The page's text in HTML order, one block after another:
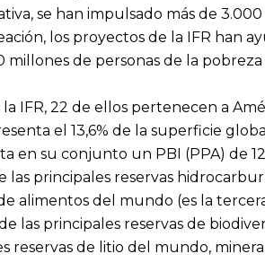
se han impulsado más de
los proyectos de la IFR han
millones de personas de la
IFR, 22 de ellos pertenecen a
el 13,6% de la superficie
en su conjunto un PBI (PPA) de
las principales reservas
alimentos del mundo (es la
las principales reservas de
reservas de litio del mundo,